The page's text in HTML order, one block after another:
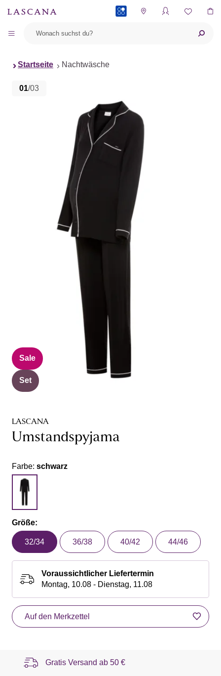
Startseite Nachtwäsche
01/03
Sale
Set
LASCANA
Umstandspyjama
Farbe: schwarz
Größe:
32/34 36/38 40/42 44/46
Voraussichtlicher Liefertermin
Montag, 10.08 - Dienstag, 11.08
Auf den Merkzettel
Gratis Versand ab 50 €